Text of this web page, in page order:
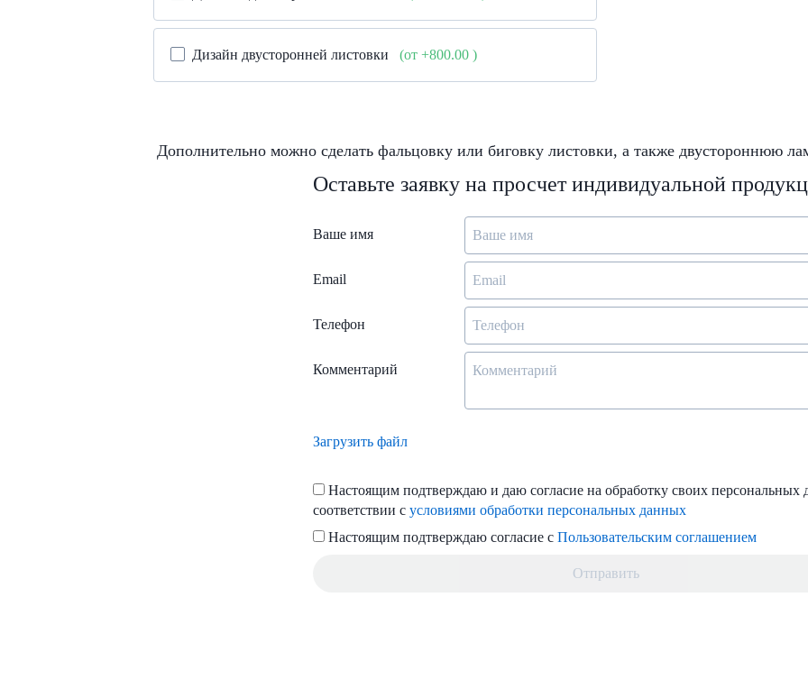
Дизайн двусторонней листовки (от +800.00 )
Дополнительно можно сделать фальцовку или биговку листовки, а также двустороннюю
Оставьте заявку на просчет индивидуальной
Ваше имя
Email
Телефон
Комментарий
Загрузить файл
Настоящим подтверждаю и даю согласие на обработку своих персональных
соответствии с условиями обработки персональных данных
Настоящим подтверждаю согласие с Пользовательским соглашением
Отправить